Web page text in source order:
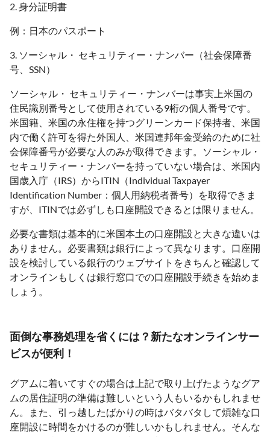
2. 身分証明書
例：日本のパスポート
3. ソーシャル・ セキュリティー・ナンバー（社会保障番
号、SSN）
ソーシャル・ セキュリティー・ナンバーは事実上米国の
住民識別番号として使用されている9桁の個人番号です。
米国籍、米国の永住権を持つグリーンカード保持者、米国
内で働く許可を得た外国人、米国連邦年金受給のために社
会保障番号が必要な人のみが取得できます。ソーシャル・
セキュリティー・ナンバーを持っていない場合は、米国内
国歳入庁（IRS）からITIN（Individual Taxpayer
Identification Number：個人用納税者番号）を取得できま
すが、ITINでは必ずしも口座開設できるとは限りません。
必要な書類は基本的に米国本土の口座開設と大きな違いは
ありません。必要書類は銀行によって異なります。口座開
設を検討している銀行のウェブサイトをきちんと確認して
オンラインもしくは銀行窓口での口座開設手続きを始めま
しょう。
面倒な事務処理を省くには？新たなオンラインサー
ビスが便利！
グアムに着いてすぐの場合は上記で取り上げたようなグア
ムの居住証明の準備は難しいという人もいるかもしれませ
ん。また、引っ越したばかりの時はバタバタして煩雑な口
座開設に時間をかけるのが難しいかもしれません。そんな